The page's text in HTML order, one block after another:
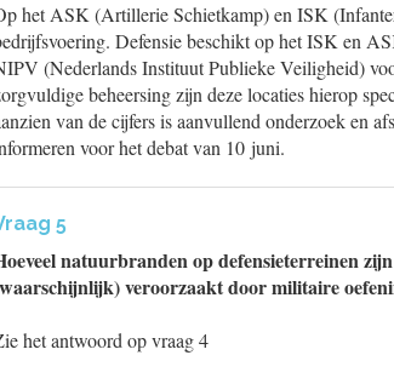
het ASK (Artillerie Schietkamp) en ISK
Defensie beschikt op het ISK en
(Nederlands Instituut Publieke Veiligheid)
beheersing zijn deze locaties hierop
van de cijfers is aanvullend onderzoek en
voor het debat van 10 juni.
5
natuurbranden op defensieterreinen
veroorzaakt door militaire
het antwoord op vraag 4